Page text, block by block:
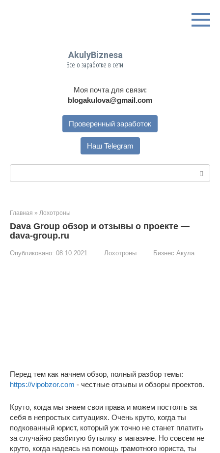
AkulyBiznesa
Все о заработке в сети!
Моя почта для связи:
blogakulova@gmail.com
Проверенный заработок
Наш Telegram
Главная » Лохотроны
Dava Group обзор и отзывы о проекте —
dava-group.ru
Опубликовано: 08.10.2021 Лохотроны Бизнес Акула
Перед тем как начнем обзор, полный разбор темы:
https://vipobzor.com - честные отзывы и обзоры проектов.
Круто, когда мы знаем свои права и можем постоять за
себя в непростых ситуациях. Очень круто, когда ты
подкованный юрист, который уж точно не станет платить
за случайно разбитую бутылку в магазине. Но совсем не
круто, когда надеясь на помощь грамотного юриста, ты